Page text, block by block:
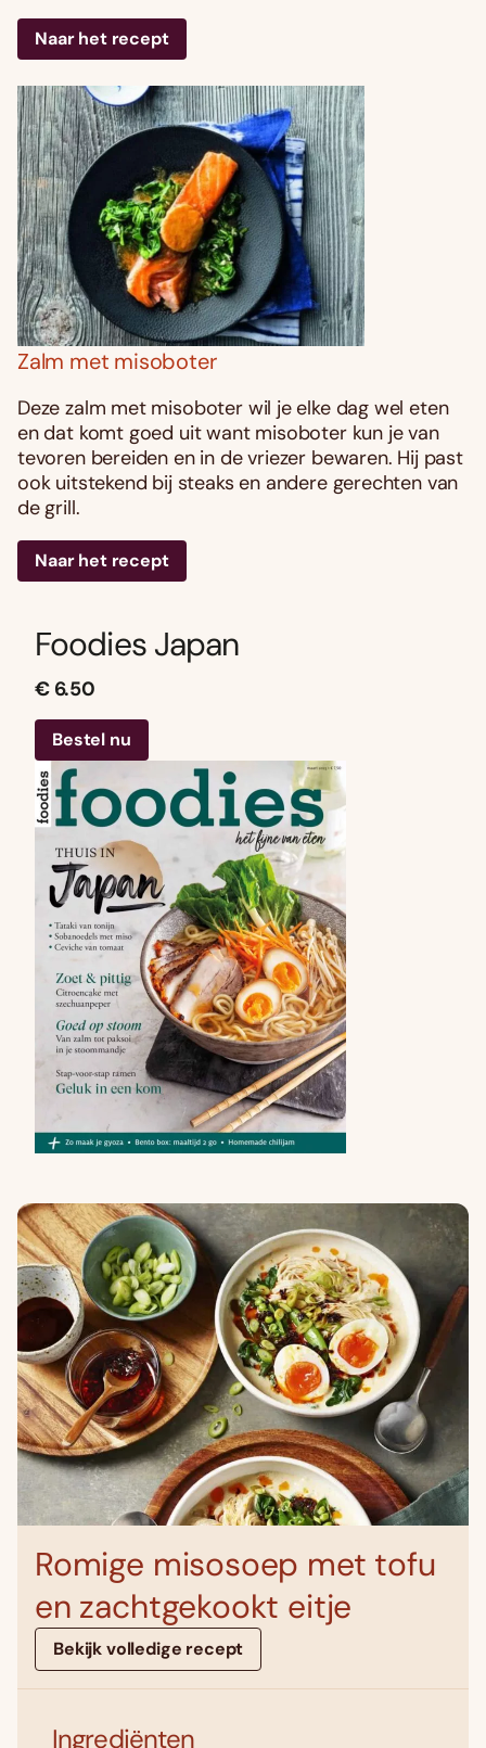
Naar het recept
Zalm met misoboter
Deze zalm met misoboter wil je elke dag wel eten
en dat komt goed uit want misoboter kun je van
tevoren bereiden en in de vriezer bewaren. Hij past
ook uitstekend bij steaks en andere gerechten van
de grill.
Naar het recept
Foodies Japan
€ 6.50
Bestel nu
Romige misosoep met tofu
en zachtgekookt eitje
Bekijk volledige recept
Ingrediënten